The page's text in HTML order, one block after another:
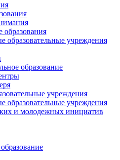
образования
образовательные учреждения
образование
учреждения
образовательные учреждения
и молодежных инициатив